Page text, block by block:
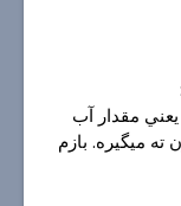
مقدار آب
ميگيره. بازم